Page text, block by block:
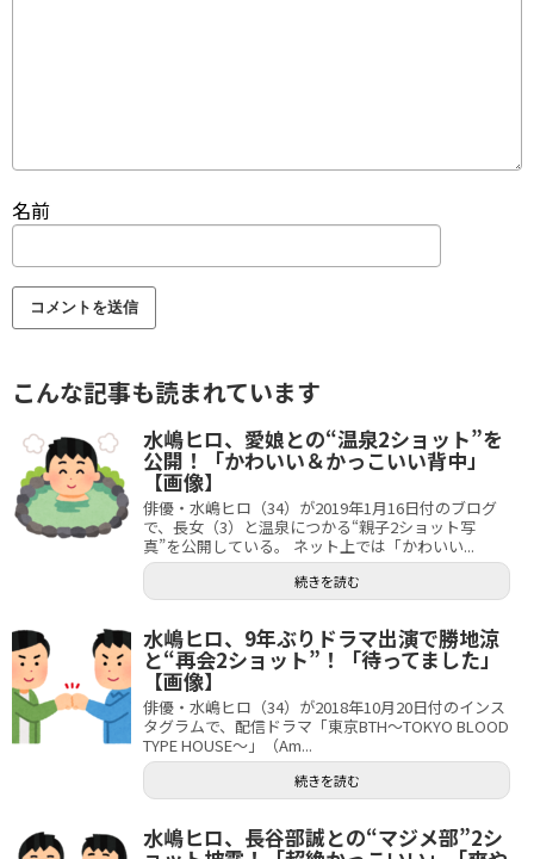
名前
こんな記事も読まれています
水嶋ヒロ、愛娘との“温泉2ショット”を
公開！「かわいい＆かっこいい背中」
【画像】
俳優・水嶋ヒロ（34）が2019年1月16日付のブログ
で、長女（3）と温泉につかる“親子2ショット写
真”を公開している。 ネット上では「かわいい...
続きを読む
水嶋ヒロ、9年ぶりドラマ出演で勝地涼
と“再会2ショット”！「待ってました」
【画像】
俳優・水嶋ヒロ（34）が2018年10月20日付のインス
タグラムで、配信ドラマ「東京BTH～TOKYO BLOOD
TYPE HOUSE～」（Am...
続きを読む
水嶋ヒロ、長谷部誠との“マジメ部”2シ